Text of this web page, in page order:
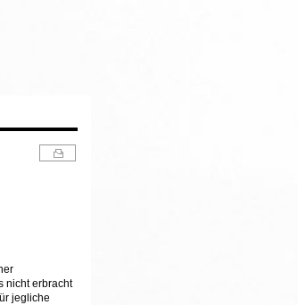
nicht erbracht
jegliche